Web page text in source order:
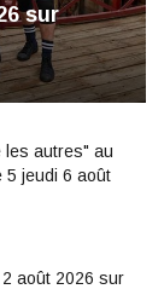
sur
les autres" au
5 jeudi 6 août
août 2026 sur